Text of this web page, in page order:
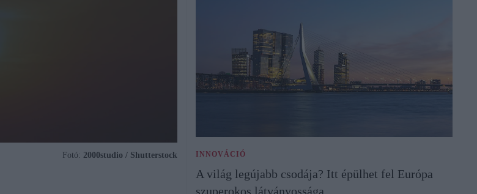
Fotó: 2000studio / Shutterstock INNOVÁCIÓ
A világ legújabb csodája? Itt épülhet fel Európa
szuperokos látványossága